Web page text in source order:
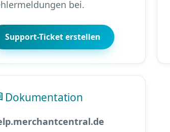
bei.
Support-Ticket erstellen
Dokumentation